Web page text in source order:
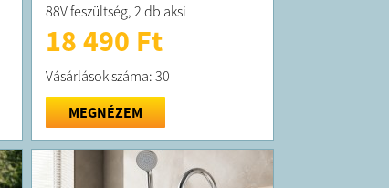
88V feszültség, 2 db aksi
18 490 Ft
Vásárlások száma: 30
MEGNÉZEM